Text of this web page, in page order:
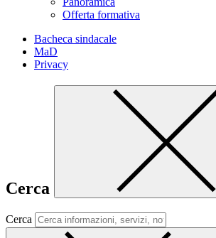
Offerta formativa
Bacheca sindacale
MaD
Privacy
Cerca
Cerca